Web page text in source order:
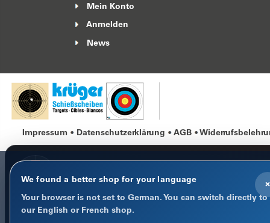
Mein Konto
Anmelden
News
Impressum Datenschutzerklärung AGB
×
We found a better shop for your language
Your browser is not set to German. You can switch directly to
our English or French shop.
COOKIE-HINWEIS
Datenschutz im Fokus